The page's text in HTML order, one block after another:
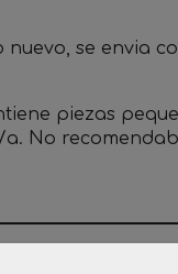
se envia
piezas
No